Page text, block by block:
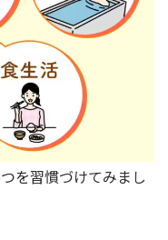
を習慣づけてみまし